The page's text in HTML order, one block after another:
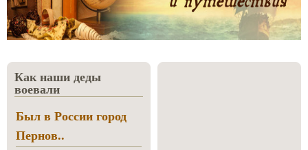
Как наши деды
воевали
Был в России город
Пернов..